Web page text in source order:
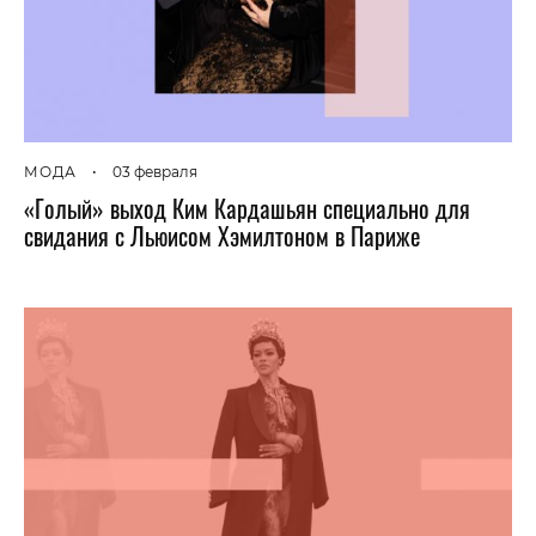
МОДА • 03 февраля
«Голый» выход Ким Кардашьян специально для
свидания с Льюисом Хэмилтоном в Париже